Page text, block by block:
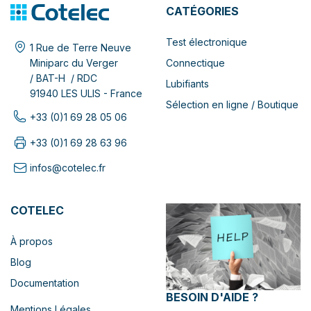
1 Rue de Terre Neuve
Miniparc du Verger
/ BAT-H / RDC
91940 LES ULIS - France
+33 (0)1 69 28 05 06
+33 (0)1 69 28 63 96
infos@cotelec.fr
CATÉGORIES
Test électronique
Connectique
Lubifiants
Sélection en ligne / Boutique
COTELEC
À propos
Blog
Documentation
BESOIN D'AIDE ?